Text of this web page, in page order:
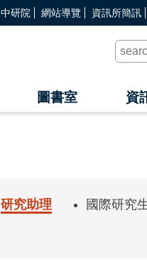
中研院 網站導覽 資訊所簡訊
圖書室 資
研究助理 國際研究